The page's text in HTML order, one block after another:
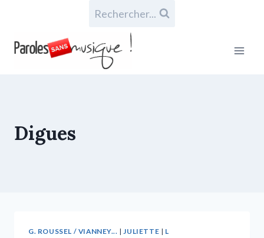
Rechercher...
Digues
G. ROUSSEL / VIANNEY... |JULIETTE | L